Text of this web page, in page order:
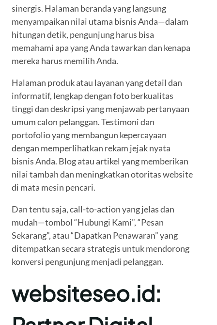
sinergis. Halaman beranda yang langsung
menyampaikan nilai utama bisnis Anda—dalam
hitungan detik, pengunjung harus bisa
memahami apa yang Anda tawarkan dan kenapa
mereka harus memilih Anda.
Halaman produk atau layanan yang detail dan
informatif, lengkap dengan foto berkualitas
tinggi dan deskripsi yang menjawab pertanyaan
umum calon pelanggan. Testimoni dan
portofolio yang membangun kepercayaan
dengan memperlihatkan rekam jejak nyata
bisnis Anda. Blog atau artikel yang memberikan
nilai tambah dan meningkatkan otoritas website
di mata mesin pencari.
Dan tentu saja, call-to-action yang jelas dan
mudah—tombol “Hubungi Kami”, “Pesan
Sekarang”, atau “Dapatkan Penawaran” yang
ditempatkan secara strategis untuk mendorong
konversi pengunjung menjadi pelanggan.
websiteseo.id: